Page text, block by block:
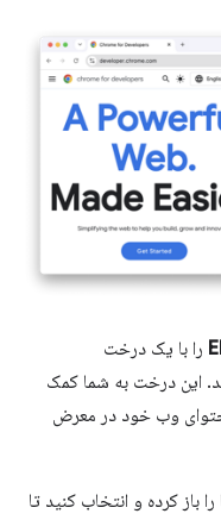
را با یک درخت
این درخت به شما کمک
وب خود در معرض
باز کرده و انتخاب کنید تا